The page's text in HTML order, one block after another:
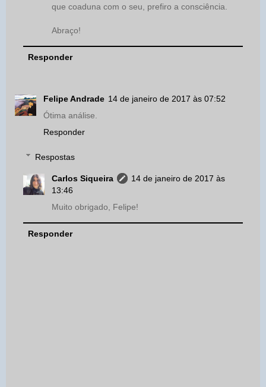
que coaduna com o seu, prefiro a consciência.
Abraço!
Responder
Felipe Andrade 14 de janeiro de 2017 às 07:52
Ótima análise.
Responder
Respostas
Carlos Siqueira
14 de janeiro de 2017 às
13:46
Muito obrigado, Felipe!
Responder